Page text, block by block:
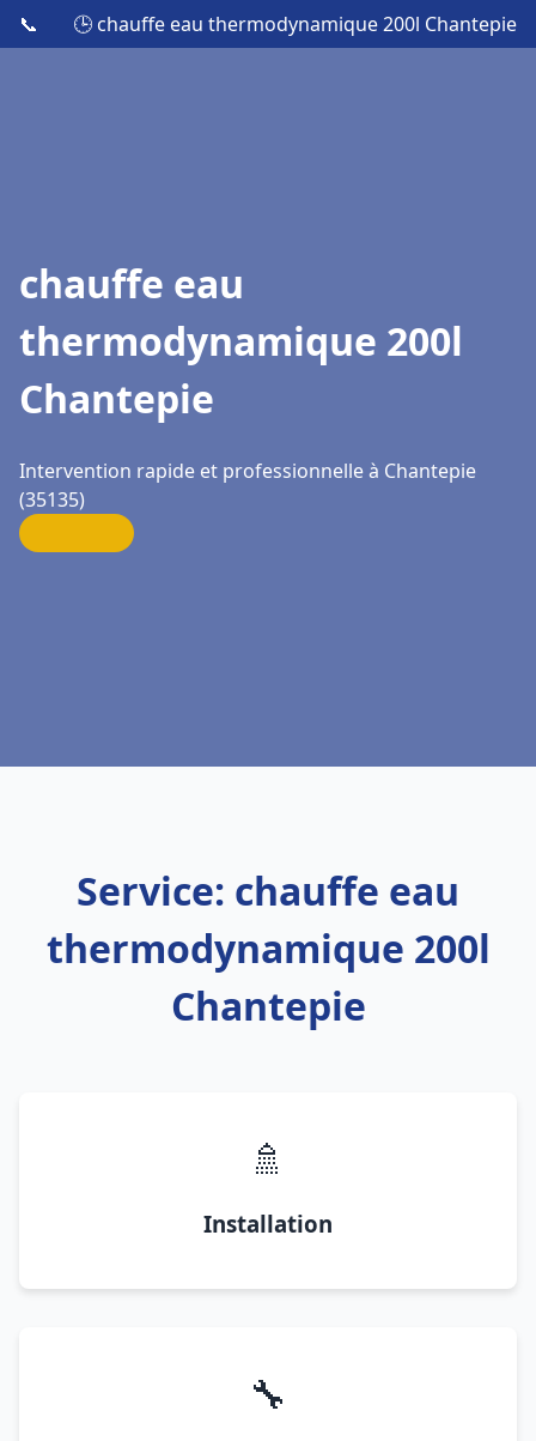
📞 🕒 chauffe eau thermodynamique 200l Chantepie
chauffe eau
thermodynamique 200l
Chantepie
Intervention rapide et professionnelle à Chantepie
(35135)
Service: chauffe eau
thermodynamique 200l
Chantepie
🚿
Installation
🔧